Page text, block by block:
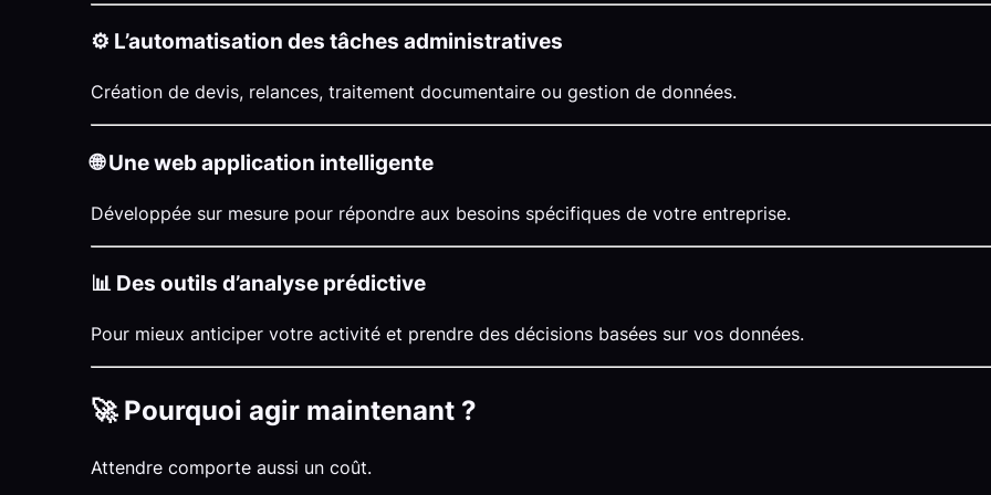
⚙️ L’automatisation des tâches administratives
Création de devis, relances, traitement documentaire ou gestion de données.
🌐 Une web application intelligente
Développée sur mesure pour répondre aux besoins spécifiques de votre entreprise.
📊 Des outils d’analyse prédictive
Pour mieux anticiper votre activité et prendre des décisions basées sur vos données.
🚀 Pourquoi agir maintenant ?
Attendre comporte aussi un coût.